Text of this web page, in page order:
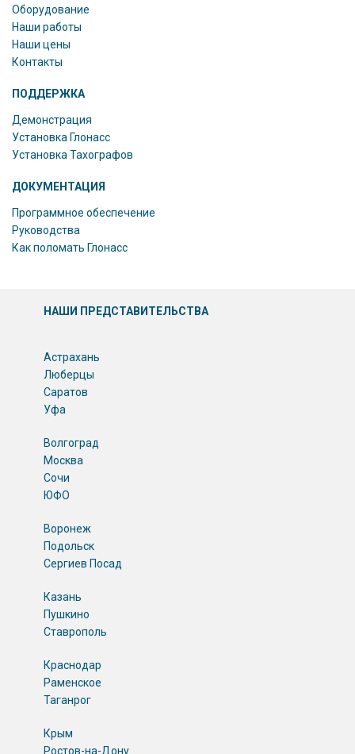
Оборудование
Наши работы
Наши цены
Контакты
ПОДДЕРЖКА
Демонстрация
Установка Глонасс
Установка Тахографов
ДОКУМЕНТАЦИЯ
Программное обеспечение
Руководства
Как поломать Глонасс
НАШИ ПРЕДСТАВИТЕЛЬСТВА
Астрахань
Люберцы
Саратов
Уфа
Волгоград
Москва
Сочи
ЮФО
Воронеж
Подольск
Сергиев Посад
Казань
Пушкино
Ставрополь
Краснодар
Раменское
Таганрог
Крым
Ростов-на-Дону